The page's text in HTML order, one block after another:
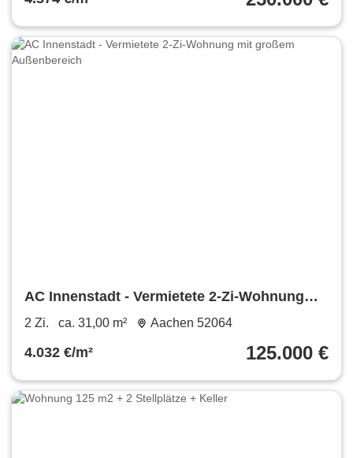
AC Innenstadt - Vermietete 2-Zi-Wohnung
mit großem Außenbereich
2 Zi. ca. 31,00 m² Aachen 52064
4.032 €/m² 125.000 €